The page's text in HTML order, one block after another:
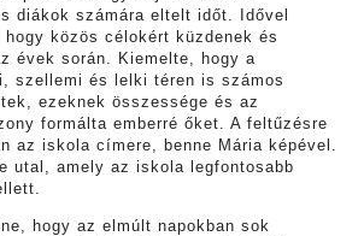
diákok számára eltelt időt. Idővel
közös célokért küzdenek és
évek során. Kiemelte, hogy a
szellemi és lelki téren is számos
ezeknek összessége és az
formálta emberré őket. A feltűzésre
az iskola címere, benne Mária képével.
utal, amely az iskola legfontosabb
hogy az elmúlt napokban sok